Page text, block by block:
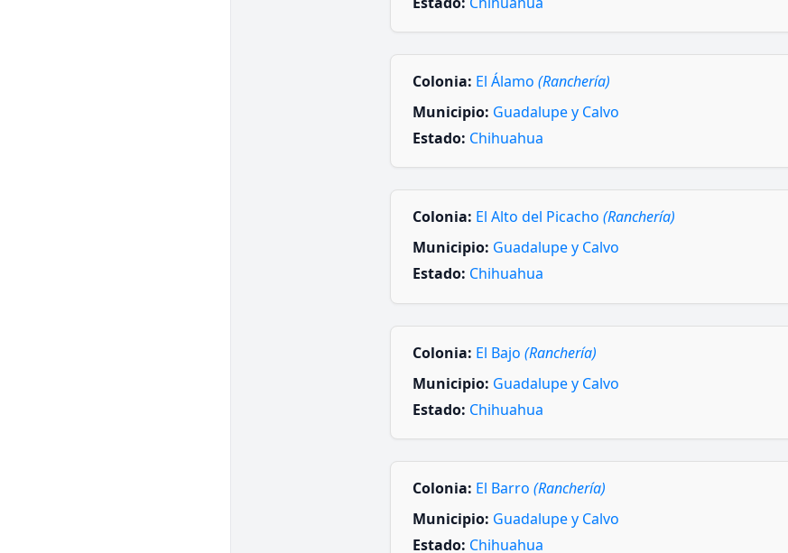
Colonia: El Álamo (Ranchería)
Municipio: Guadalupe y Calvo
Estado: Chihuahua
Colonia: El Alto del Picacho (Ranchería)
Municipio: Guadalupe y Calvo
Estado: Chihuahua
Colonia: El Bajo (Ranchería)
Municipio: Guadalupe y Calvo
Estado: Chihuahua
Colonia: El Barro (Ranchería)
Municipio: Guadalupe y Calvo
Estado: Chihuahua